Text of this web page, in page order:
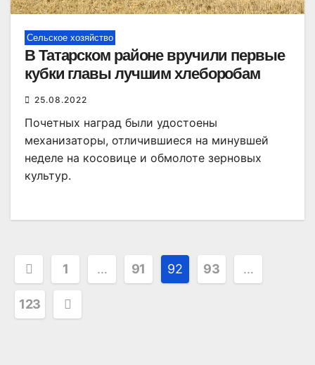
Сельское хозяйство
В Татарском районе вручили первые
кубки главы лучшим хлеборобам
25.08.2022
Почетных наград были удостоены
механизаторы, отличившиеся на минувшей
неделе на косовице и обмолоте зерновых
культур.
Пагинация
записей
1 … 91 92 93 …
123